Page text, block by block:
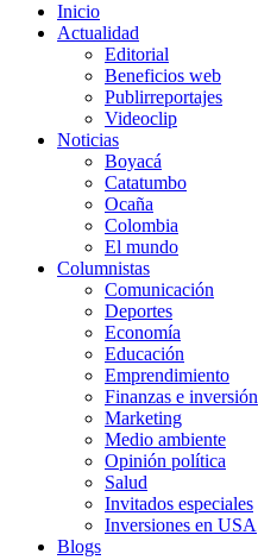
Inicio
Actualidad
Editorial
Beneficios web
Publirreportajes
Videoclip
Noticias
Boyacá
Catatumbo
Ocaña
Colombia
El mundo
Columnistas
Comunicación
Deportes
Economía
Educación
Emprendimiento
Finanzas e inversión
Marketing
Medio ambiente
Opinión política
Salud
Invitados especiales
Inversiones en USA
Blogs